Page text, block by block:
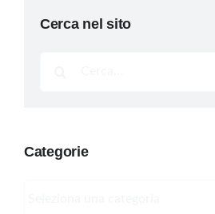
Cerca nel sito
Categorie